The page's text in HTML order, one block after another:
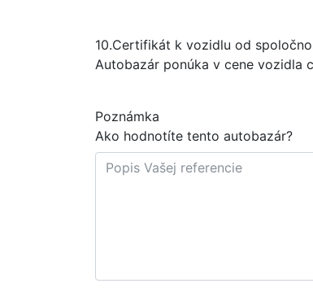
10.Certifikát k vozidlu od
Autobazár ponúka v cene vozidla
Poznámka
Ako hodnotíte tento autobazár?